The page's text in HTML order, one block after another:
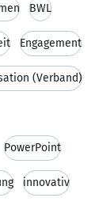
BWL
Engagement
(Verband)
PowerPoint
innovativ